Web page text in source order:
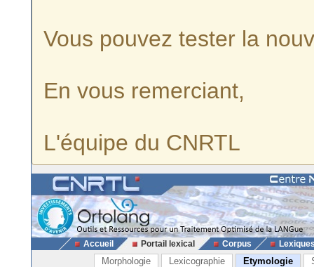
Vous pouvez tester la
En vous remerciant,
L'équipe du CNRTL
Accueil Portail lexical Corpus
Morphologie Lexicographie Etymologie